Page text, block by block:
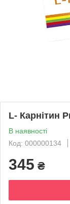
L- Карнітин
В наявності
Код: 000000134
345 ₴